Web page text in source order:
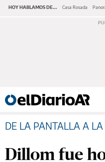
HOY HABLAMOS DE... Casa Rosada
DE LA PANTALLA A
Dillom fue